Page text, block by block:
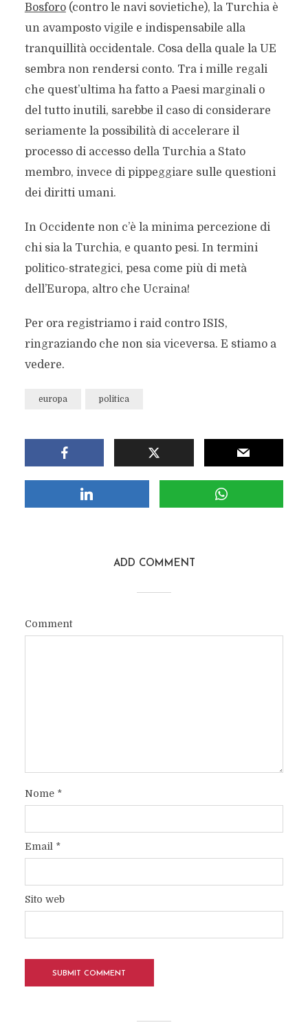
Bosforo(contro le navi sovietiche), la Turchia è
un avamposto vigile e indispensabile alla
tranquillità occidentale. Cosa della quale la UE
sembra non rendersi conto. Tra i mille regali
che quest’ultima ha fatto a Paesi marginali o
del tutto inutili, sarebbe il caso di considerare
seriamente la possibilità di accelerare il
processo di accesso della Turchia a Stato
membro, invece di pippeggiare sulle questioni
dei diritti umani.
In Occidente non c’è la minima percezione di
chi sia la Turchia, e quanto pesi. In termini
politico-strategici, pesa come più di metà
dell’Europa, altro che Ucraina!
Per ora registriamo i raid contro ISIS,
ringraziando che non sia viceversa. E stiamo a
vedere.
europa politica
ADD COMMENT
Comment
Nome *
Email *
Sito web